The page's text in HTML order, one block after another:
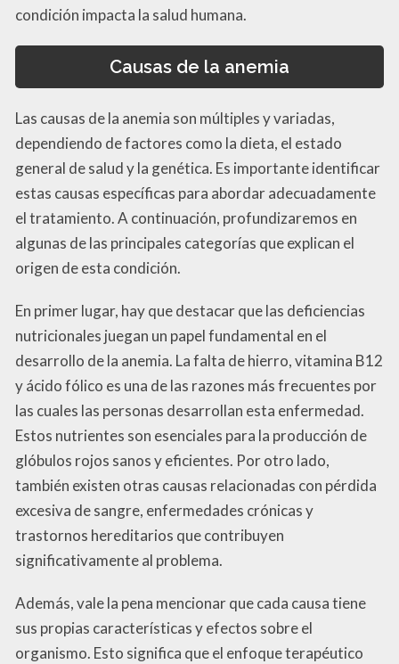
condición impacta la salud humana.
Causas de la anemia
Las causas de la anemia son múltiples y variadas,
dependiendo de factores como la dieta, el estado
general de salud y la genética. Es importante identificar
estas causas específicas para abordar adecuadamente
el tratamiento. A continuación, profundizaremos en
algunas de las principales categorías que explican el
origen de esta condición.
En primer lugar, hay que destacar que las deficiencias
nutricionales juegan un papel fundamental en el
desarrollo de la anemia. La falta de hierro, vitamina B12
y ácido fólico es una de las razones más frecuentes por
las cuales las personas desarrollan esta enfermedad.
Estos nutrientes son esenciales para la producción de
glóbulos rojos sanos y eficientes. Por otro lado,
también existen otras causas relacionadas con pérdida
excesiva de sangre, enfermedades crónicas y
trastornos hereditarios que contribuyen
significativamente al problema.
Además, vale la pena mencionar que cada causa tiene
sus propias características y efectos sobre el
organismo. Esto significa que el enfoque terapéutico